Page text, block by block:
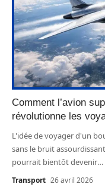
Comment l’avion
révolutionne les
L'idée de voyager d'un
sans le bruit
pourrait bientôt devenir…
Transport 26 avril 2026